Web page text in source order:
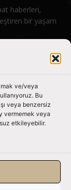
ve/veya
Bu
veya benzersiz
vermemek veya
etkileyebilir.
haberleri,
bir yaşam